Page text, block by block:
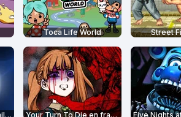
Toca Life World Street
Qui veut gagner des millions ? Your Turn To Die en français